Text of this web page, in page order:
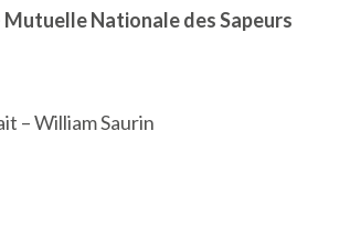
Mutuelle Nationale des Sapeurs
– William Saurin